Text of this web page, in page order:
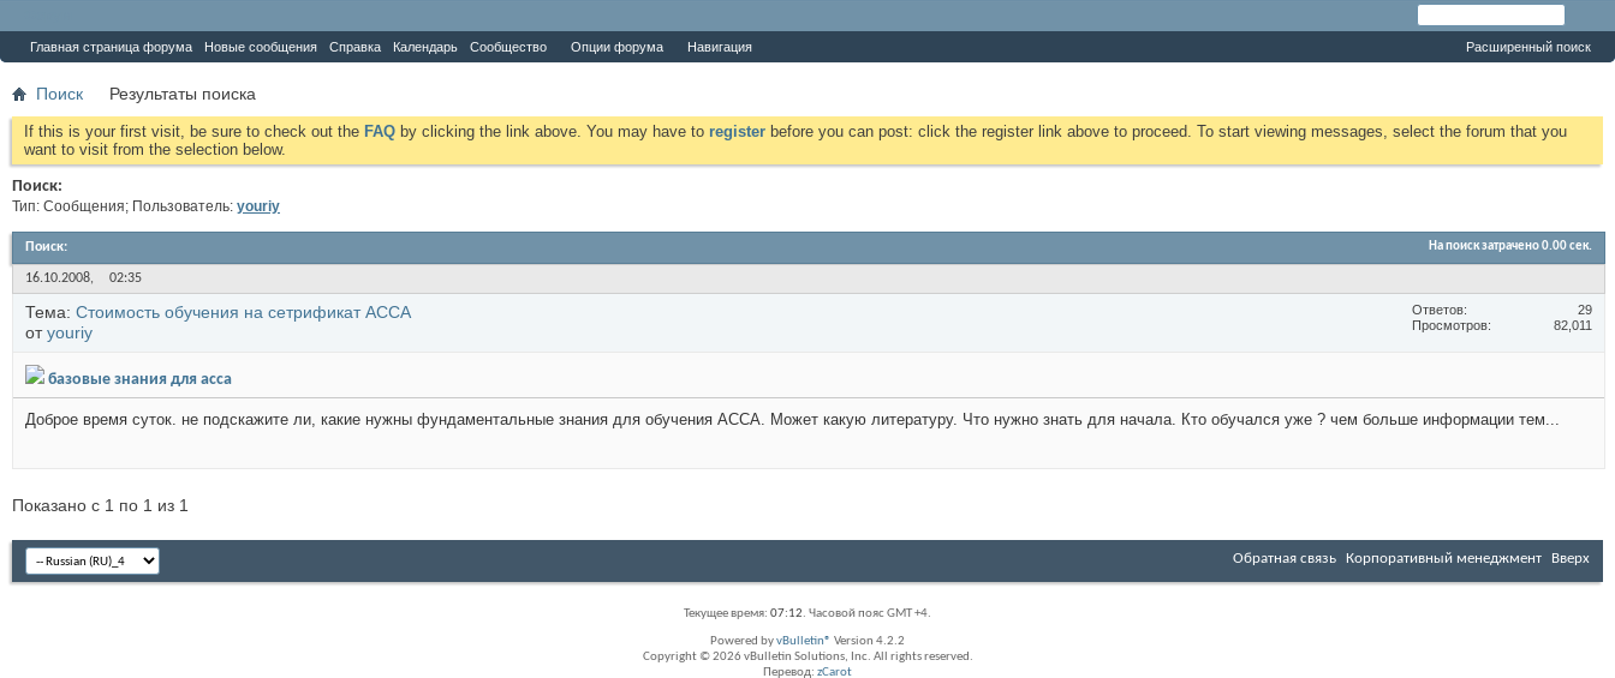
Главная страница форума Новые сообщения Справка Календарь Сообщество Опции форума Навигация Расширенный поиск
Поиск Результаты поиска
If this is your first visit, be sure to check out the FAQ by clicking the link above. You may have to register before you can post: click the register link above to proceed. To start viewing messages, select the forum that you
want to visit from the selection below.
Поиск:
Тип: Сообщения; Пользователь: youriy
Поиск: На поиск затрачено0.00сек.
16.10.2008, 02:35
Тема: Стоимость обучения на сетрификат АССА
отyouriy
Ответов
29
Просмотров
82,011
базовые знания для acca
Доброе время суток. не подскажите ли, какие нужны фундаментальные знания для обучения АССА. Может какую литературу. Что нужно знать для начала. Кто обучался уже ? чем больше информации тем...
Показано с 1 по 1 из 1
Обратная связь Корпоративный менеджмент Вверх
Текущее время: 07:12. Часовой пояс GMT +4.
Powered byvBulletin® Version 4.2.2
Copyright © 2026 vBulletin Solutions, Inc. All rights reserved.
Перевод: zCarot